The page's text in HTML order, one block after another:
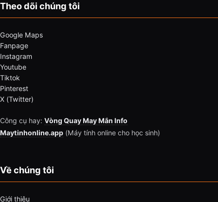
Theo dõi chúng tôi
Google Maps
Fanpage
Instagram
Youtube
Tiktok
Pinterest
X (Twitter)
Công cụ hay: Vòng Quay May Mắn Info
Maytinhonline.app (Máy tính online cho học sinh)
Về chúng tôi
Giới thiệu